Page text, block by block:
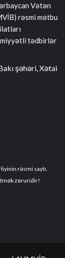
Vətən
rəsmi mətbu
tədbirlər
şəhəri, Xətai
rəsmi saytı.
zəruridir!